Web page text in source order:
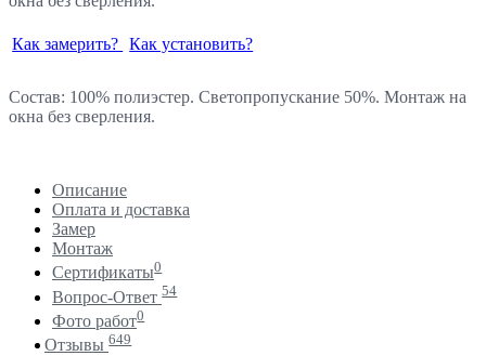
Как замерить? Как установить?
Состав: 100% полиэстер. Светопропускание 50%. Монтаж на
окна без сверления.
Описание
Оплата и доставка
Замер
Монтаж
Сертификаты0
Вопрос-Ответ 54
Фото работ0
Отзывы 649